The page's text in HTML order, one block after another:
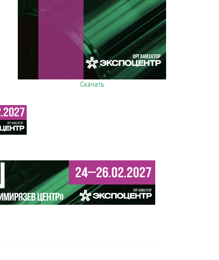
Скачать